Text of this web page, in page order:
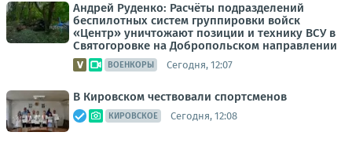
Андрей Руденко: Расчёты подразделений
беспилотных систем группировки войск
«Центр» уничтожают позиции и технику ВСУ в
Святогоровке на Добропольском направлении
ВОЕНКОРЫ Сегодня, 12:07
В Кировском чествовали спортсменов
КИРОВСКОЕ Сегодня, 12:08